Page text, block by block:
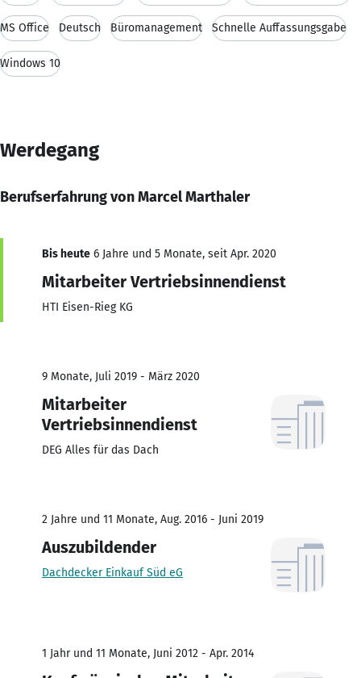
MS Office Deutsch Büromanagement Schnelle Auffassungsgabe
Windows 10
Werdegang
Berufserfahrung von Marcel Marthaler
Bis heute 6 Jahre und 5 Monate, seit Apr. 2020
Mitarbeiter Vertriebsinnendienst
HTI Eisen-Rieg KG
9 Monate, Juli 2019 - März 2020
Mitarbeiter
Vertriebsinnendienst
DEG Alles für das Dach
2 Jahre und 11 Monate, Aug. 2016 - Juni 2019
Auszubildender
Dachdecker Einkauf Süd eG
1 Jahr und 11 Monate, Juni 2012 - Apr. 2014